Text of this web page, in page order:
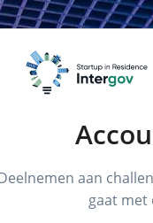
aan
gaat met